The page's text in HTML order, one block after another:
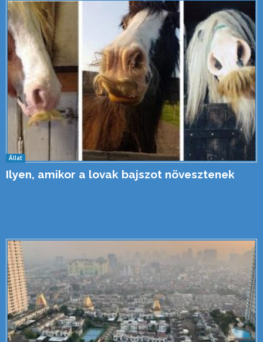
Állat
Ilyen, amikor a lovak bajszot növesztenek